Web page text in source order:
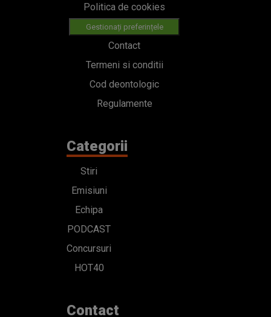
Politica de cookies
Gestionați preferințele
Contact
Termeni si conditii
Cod deontologic
Regulamente
Categorii
Stiri
Emisiuni
Echipa
PODCAST
Concursuri
HOT40
Contact